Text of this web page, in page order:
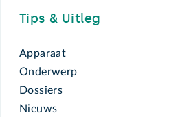
Tips & Uitleg
Apparaat
Onderwerp
Dossiers
Nieuws